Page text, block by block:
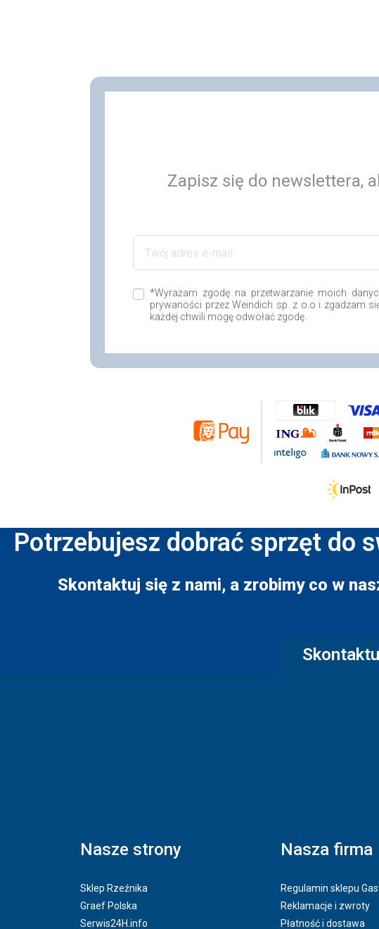
Zapisz się do newslettera,
*Wyrażam zgodę na przetwarzanie moich
prywaności przez Weindich sp. z o.o i zgadzam
każdej chwili mogę odwołać zgodę.
Potrzebujesz dobrać sprzęt do
Skontaktuj się z nami, a zrobimy co w
Nasze strony
Sklep Rzeźnika
Graef Polska
Serwis24H.info
Nasza firma
Regulamin sklepu
Reklamacje i zwroty
Płatność i dostawa